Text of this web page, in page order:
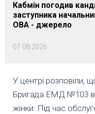
Кабмін погодив
заступника
ОВА - джерело
07.08.2026
У центрі розповіли,
Бригада ЕМД №103
жінки. Під час